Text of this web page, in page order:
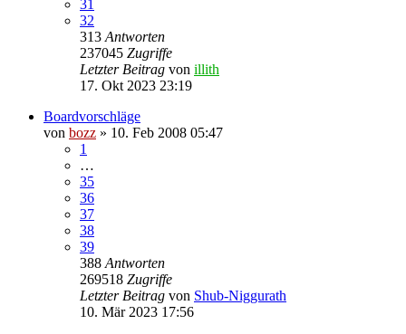
31
32
313 Antworten
237045 Zugriffe
Letzter Beitrag von illith
17. Okt 2023 23:19
Boardvorschläge
von bozz » 10. Feb 2008 05:47
1
…
35
36
37
38
39
388 Antworten
269518 Zugriffe
Letzter Beitrag von Shub-Niggurath
10. Mär 2023 17:56